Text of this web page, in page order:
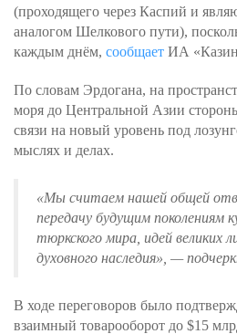
(проходящего через Каспий и
аналогом Шелкового пути),
каждым днём, сообщает ИА
По словам Эрдогана, на
моря до Центральной Азии
связи на новый уровень под
мыслях и делах.
«Мы считаем нашей общей
передачу будущим поколениям
тюркского мира, идей великих
духовного наследия» , —
В ходе переговоров было
взаимный товарооборот до $15